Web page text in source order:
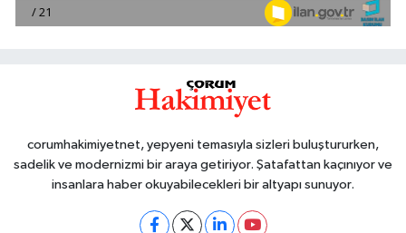
corumhakimiyetnet, yepyeni temasıyla sizleri buluştururken,
sadelik ve modernizmi bir araya getiriyor. Şatafattan kaçınıyor ve
insanlara haber okuyabilecekleri bir altyapı sunuyor.